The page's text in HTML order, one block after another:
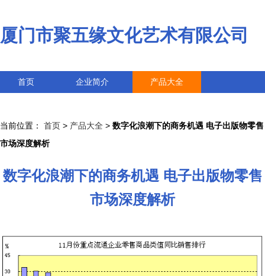
厦门市聚五缘文化艺术有限公司
首页 企业简介 产品大全
当前位置： 首页 > 产品大全 > 数字化浪潮下的商务机遇 电子出版物零售
市场深度解析
数字化浪潮下的商务机遇 电子出版物零售
市场深度解析